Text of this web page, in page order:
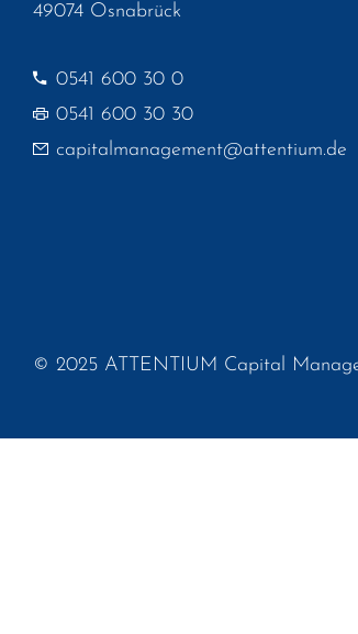
49074 Osnabrück
0541 600 30 0
0541 600 30 30
capitalmanagement@attentium.de
© 2025 ATTENTIUM Capital